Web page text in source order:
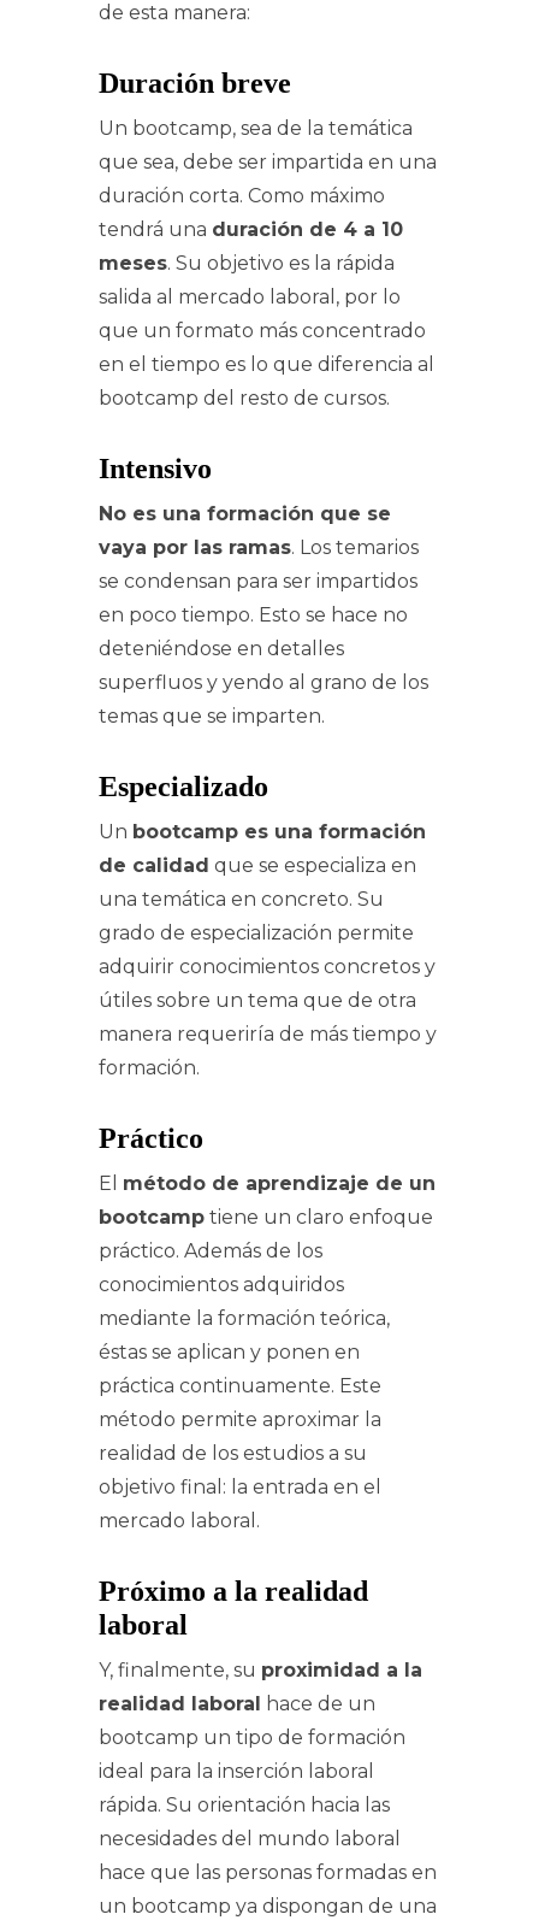
de esta manera:
Duración breve
Un bootcamp, sea de la temática
que sea, debe ser impartida en una
duración corta. Como máximo
tendrá una duración de 4 a 10
meses. Su objetivo es la rápida
salida al mercado laboral, por lo
que un formato más concentrado
en el tiempo es lo que diferencia al
bootcamp del resto de cursos.
Intensivo
No es una formación que se
vaya por las ramas. Los temarios
se condensan para ser impartidos
en poco tiempo. Esto se hace no
deteniéndose en detalles
superfluos y yendo al grano de los
temas que se imparten.
Especializado
Un bootcamp es una formación
de calidad que se especializa en
una temática en concreto. Su
grado de especialización permite
adquirir conocimientos concretos y
útiles sobre un tema que de otra
manera requeriría de más tiempo y
formación.
Práctico
El método de aprendizaje de un
bootcamp tiene un claro enfoque
práctico. Además de los
conocimientos adquiridos
mediante la formación teórica,
éstas se aplican y ponen en
práctica continuamente. Este
método permite aproximar la
realidad de los estudios a su
objetivo final: la entrada en el
mercado laboral.
Próximo a la realidad
laboral
Y, finalmente, su proximidad a la
realidad laboral hace de un
bootcamp un tipo de formación
ideal para la inserción laboral
rápida. Su orientación hacia las
necesidades del mundo laboral
hace que las personas formadas en
un bootcamp ya dispongan de una